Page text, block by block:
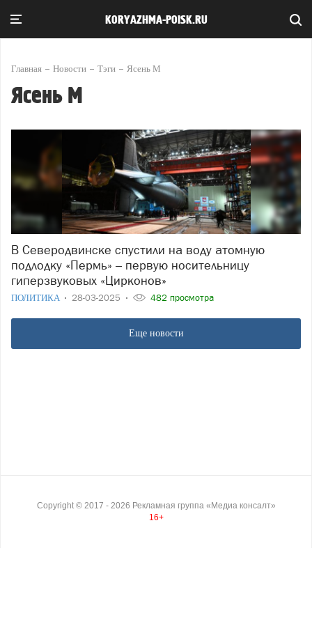
KORYAZHMA-POISK.RU
Главная Новости Тэги Ясень М
Ясень М
В Северодвинске спустили на воду атомную
подлодку «Пермь» – первую носительницу
гиперзвуковых «Цирконов»
ПОЛИТИКА 28-03-2025 482 просмотра
Еще новости
Copyright © 2017 - 2026 Рекламная группа «Медиа консалт»
16+